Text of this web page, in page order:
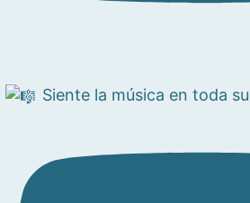
Siente la música en toda